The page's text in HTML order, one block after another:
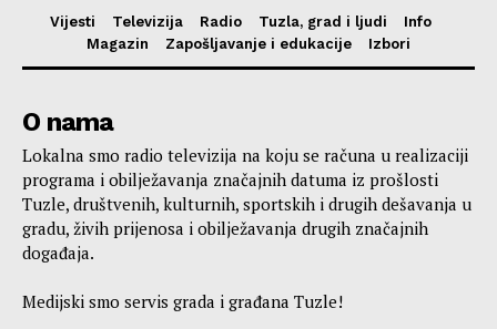
Vijesti Televizija Radio Tuzla, grad i ljudi
Info
Magazin
Zapošljavanje i edukacije Izbori
O nama
Lokalna smo radio televizija na koju se računa u realizaciji
programa i obilježavanja značajnih datuma iz prošlosti
Tuzle, društvenih, kulturnih, sportskih i drugih dešavanja u
gradu, živih prijenosa i obilježavanja drugih značajnih
događaja.
Medijski smo servis grada i građana Tuzle!